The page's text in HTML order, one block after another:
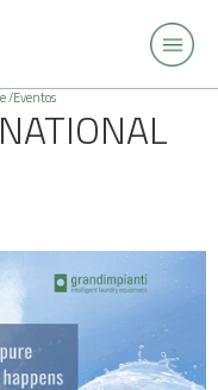
/Eventos